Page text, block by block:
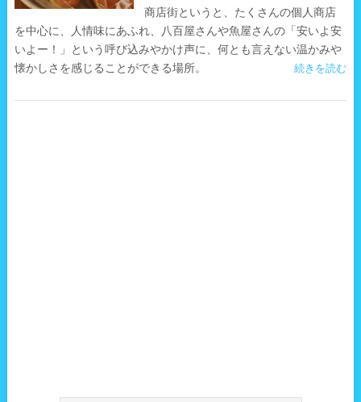
商店街というと、たくさんの個人商店
を中心に、人情味にあふれ、八百屋さんや魚屋さんの「安いよ安
いよー！」という呼び込みやかけ声に、何とも言えない温かみや
懐かしさを感じることができる場所。
続きを読む